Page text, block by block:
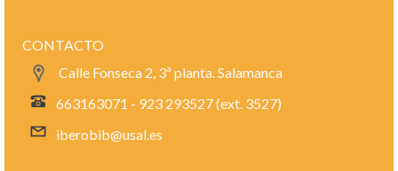
CONTACTO
Calle Fonseca 2, 3ª planta. Salamanca
663163071 - 923 293527 (ext. 3527)
iberobib@usal.es